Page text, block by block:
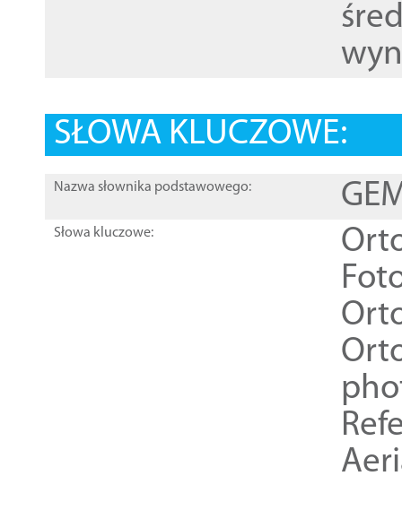
SŁOWA KLUCZOWE:
Nazwa słownika podstawowego:
Słowa kluczowe: